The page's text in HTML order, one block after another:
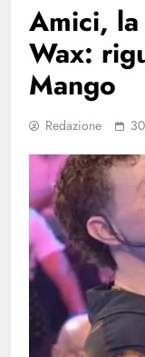
Amici,
Wax:
Mango
Redazione